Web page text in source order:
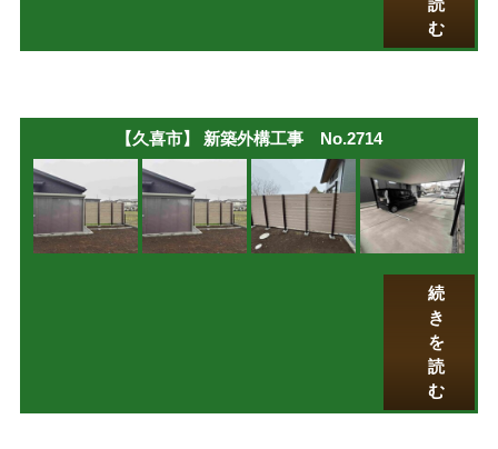
む
【久喜市】 新築外構工事 No.2714
続
き
を
読
む